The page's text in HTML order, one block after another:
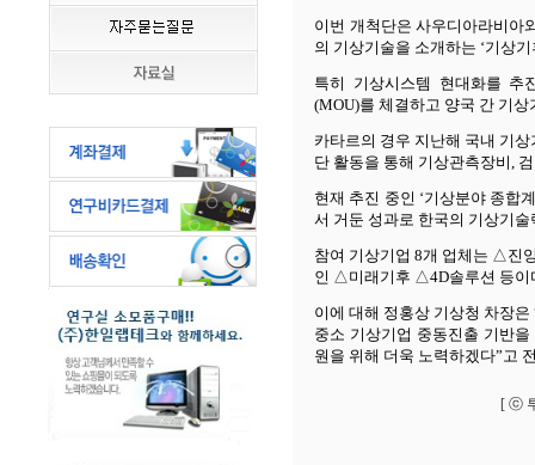
이번 개척단은 사우디아라비
의 기상기술을 소개하는 ‘기상기
특히 기상시스템 현대화를 추
(MOU)를 체결하고 양국 간 기
카타르의 경우 지난해 국내 기
단 활동을 통해 기상관측장비,
현재 추진 중인 ‘기상분야 종합
서 거둔 성과로 한국의 기상기
참여 기상기업8개 업체는 △진
인 △미래기후 △4D솔루션 등이
이에 대해 정홍상 기상청 차장은
중소 기상기업 중동진출 기반
원을 위해 더욱 노력하겠다”고
[ ⓒ